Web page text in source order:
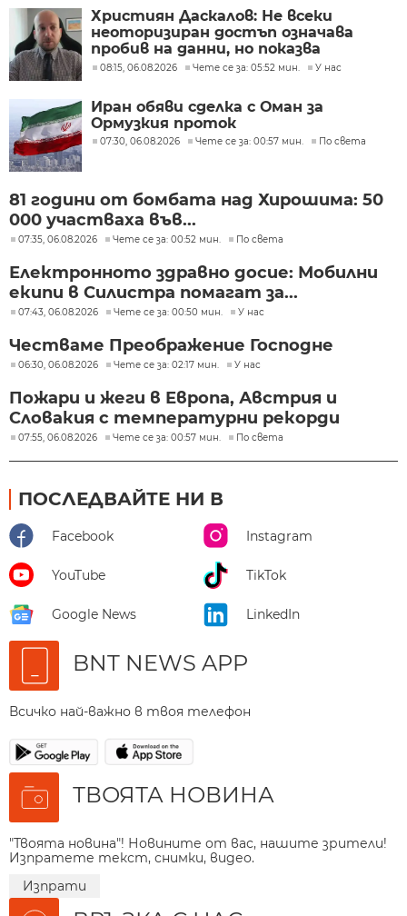
Християн Даскалов: Не всеки
неоторизиран достъп означава
пробив на данни, но показва
сериозни пропуски в
08:15, 06.08.2026 Чете се за: 05:52 мин. У нас
Иран обяви сделка с Оман за
Ормузкия проток
07:30, 06.08.2026 Чете се за: 00:57 мин. По света
81 години от бомбата над Хирошима: 50
000 участваха във...
07:35, 06.08.2026 Чете се за: 00:52 мин. По света
Електронното здравно досие: Мобилни
екипи в Силистра помагат за...
07:43, 06.08.2026 Чете се за: 00:50 мин. У нас
Честваме Преображение Господне
06:30, 06.08.2026 Чете се за: 02:17 мин. У нас
Пожари и жеги в Европа, Австрия и
Словакия с температурни рекорди
07:55, 06.08.2026 Чете се за: 00:57 мин. По света
ПОСЛЕДВАЙТЕ НИ В
Facebook Instagram
YouTube TikTok
Google News LinkedIn
BNT NEWS APP
Всичко най-важно в твоя телефон
ТВОЯТА НОВИНА
"Твоята новина"! Новините от вас, нашите зрители!
Изпратете текст, снимки, видео.
Изпрати